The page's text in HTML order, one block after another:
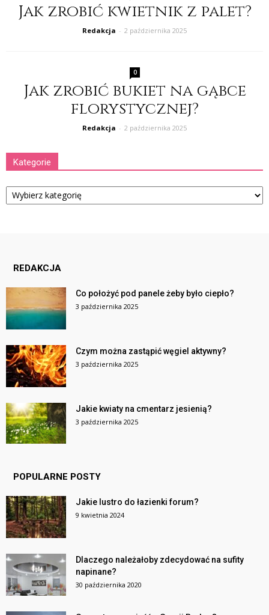
Jak zrobić kwietnik z palet?
Redakcja - 2 października 2025
0
Jak zrobić bukiet na gąbce
florystycznej?
Redakcja - 2 października 2025
Kategorie
Kategorie
REDAKCJA
Co położyć pod panele żeby było ciepło?
3 października 2025
Czym można zastąpić węgiel aktywny?
3 października 2025
Jakie kwiaty na cmentarz jesienią?
3 października 2025
POPULARNE POSTY
Jakie lustro do łazienki forum?
9 kwietnia 2024
Dlaczego należałoby zdecydować na sufity
napinane?
30 października 2020